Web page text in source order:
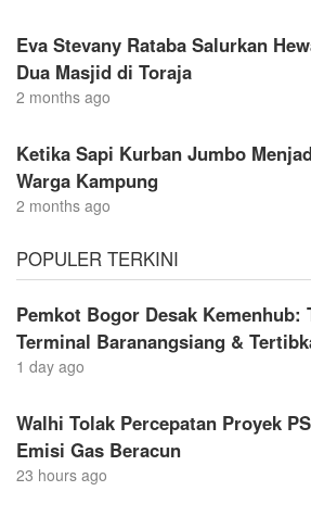
Eva Stevany Rataba Salurkan
Dua Masjid di Toraja
2 months ago
Ketika Sapi Kurban Jumbo
Warga Kampung
2 months ago
POPULER TERKINI
Pemkot Bogor Desak Kemenhub:
Terminal Baranangsiang &
1 day ago
Walhi Tolak Percepatan Proyek
Emisi Gas Beracun
23 hours ago